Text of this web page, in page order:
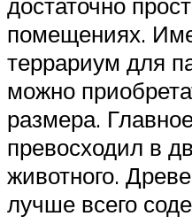
помещениях.
террариум для
можно
размера.
превосходил в
животного.
лучше всего